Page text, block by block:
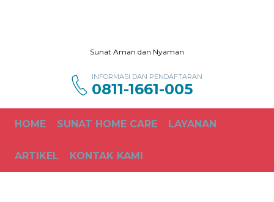
Sunat Aman dan Nyaman
INFORMASI DAN PENDAFTARAN
0811-1661-005
HOME SUNAT HOME CARE LAYANAN
ARTIKEL KONTAK KAMI